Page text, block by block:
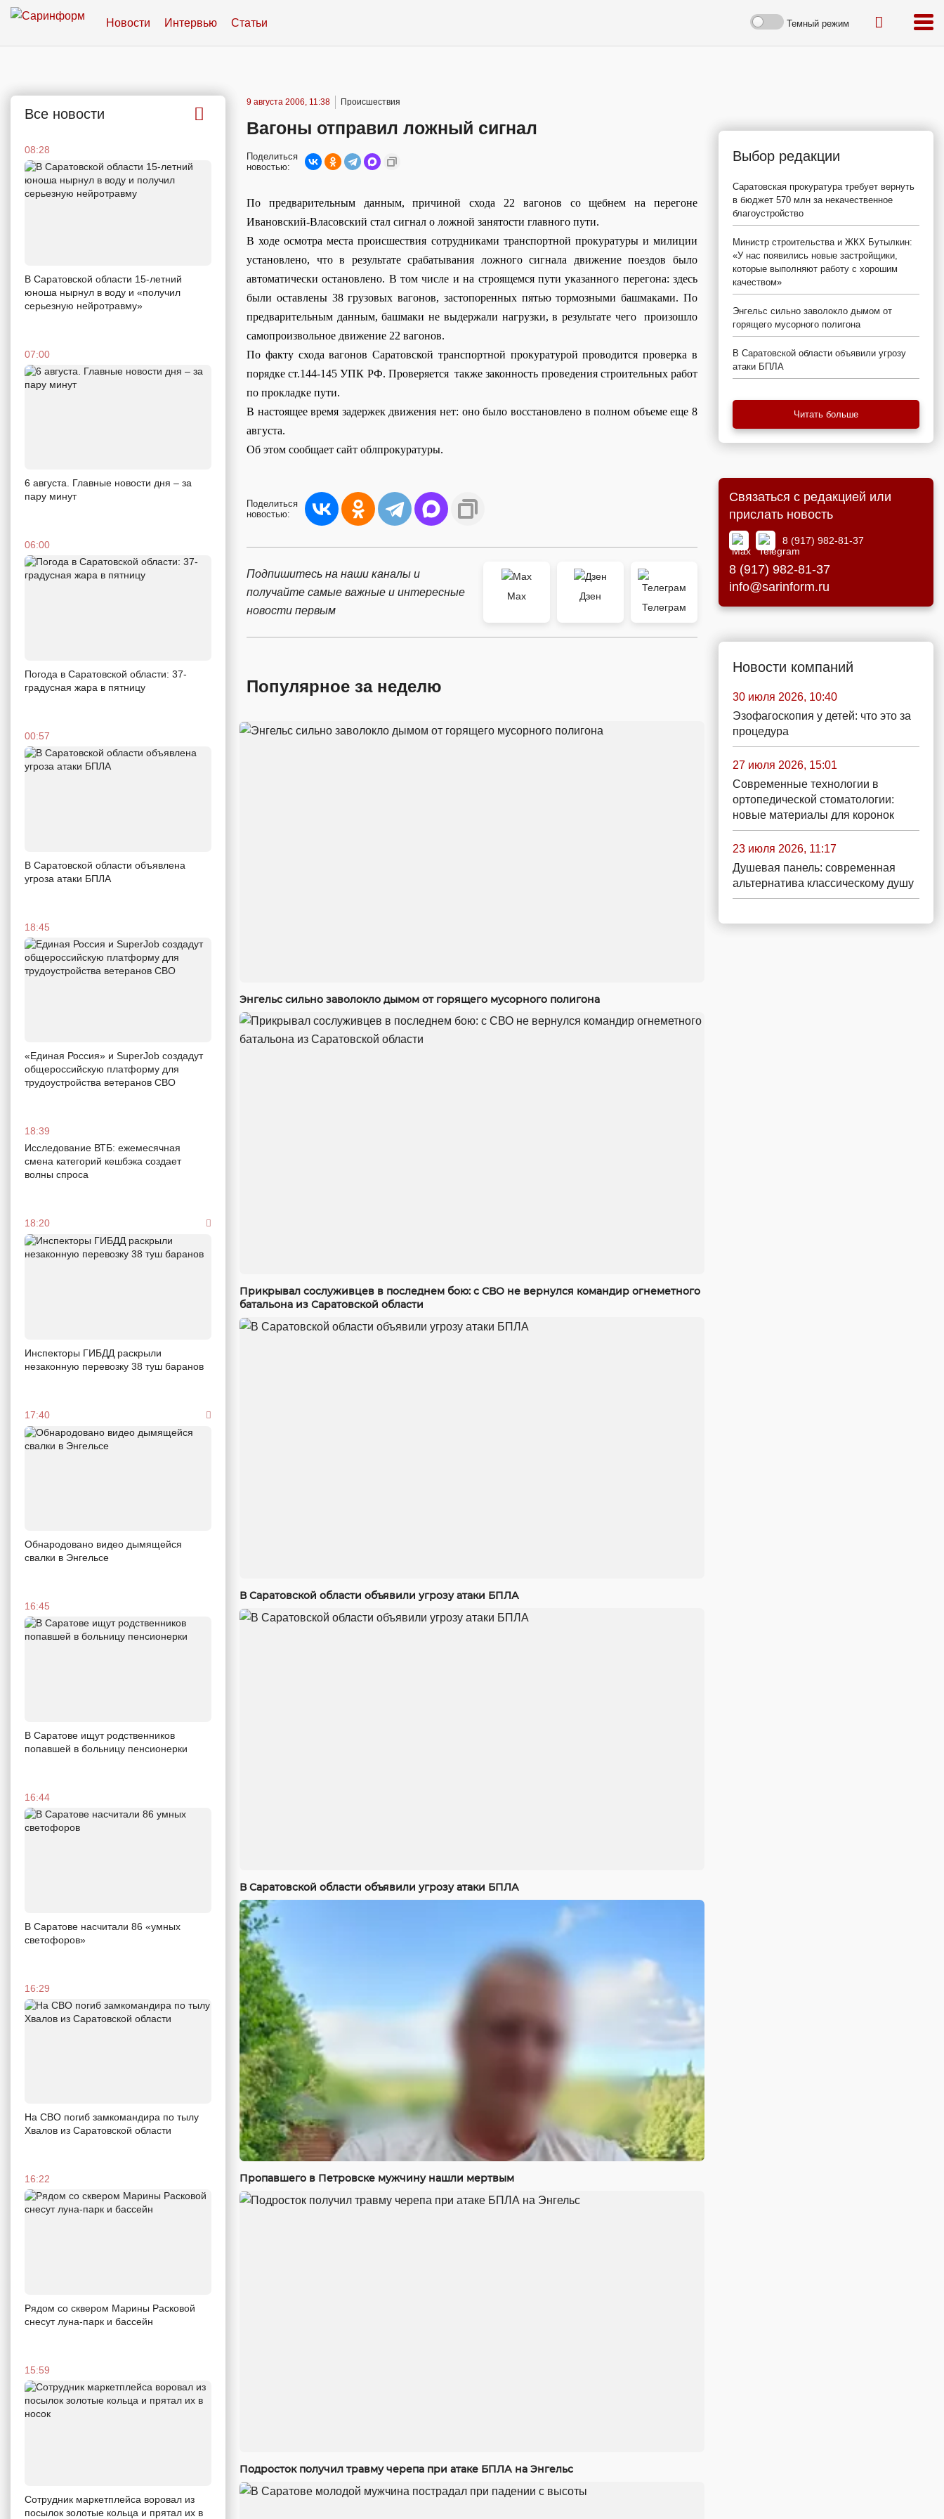
Новости Интервью Статьи Темный режим
Все новости
08:28
В Саратовской области 15-летний
юноша нырнул в воду и «получил
серьезную нейротравму»
07:00
6 августа. Главные новости дня – за
пару минут
06:00
Погода в Саратовской области: 37-
градусная жара в пятницу
00:57
В Саратовской области объявлена
угроза атаки БПЛА
18:45
«Единая Россия» и SuperJob создадут
общероссийскую платформу для
трудоустройства ветеранов СВО
18:39
Исследование ВТБ: ежемесячная
смена категорий кешбэка создает
волны спроса
18:20
Инспекторы ГИБДД раскрыли
незаконную перевозку 38 туш баранов
17:40
Обнародовано видео дымящейся
свалки в Энгельсе
16:45
В Саратове ищут родственников
попавшей в больницу пенсионерки
16:44
В Саратове насчитали 86 «умных
светофоров»
16:29
На СВО погиб замкомандира по тылу
Хвалов из Саратовской области
16:22
Рядом со сквером Марины Расковой
снесут луна-парк и бассейн
15:59
Сотрудник маркетплейса воровал из
посылок золотые кольца и прятал их в
9 августа 2006, 11:38 Происшествия
Вагоны отправил ложный сигнал
Поделиться
новостью:
По предварительным данным, причиной схода 22 вагонов со щебнем на перегоне
Ивановский-Власовский стал сигнал о ложной занятости главного пути.
В ходе осмотра места происшествия сотрудниками транспортной прокуратуры и милиции
установлено, что в результате срабатывания ложного сигнала движение поездов было
автоматически остановлено. В том числе и на строящемся пути указанного перегона: здесь
были оставлены 38 грузовых вагонов, застопоренных пятью тормозными башмаками. По
предварительным данным, башмаки не выдержали нагрузки, в результате чего
произошло
самопроизвольное движение 22 вагонов.
По факту схода вагонов Саратовской транспортной прокуратурой проводится проверка в
порядке ст.144-145 УПК РФ. Проверяется также законность проведения строительных работ
по прокладке пути.
В настоящее время задержек движения нет: оно было восстановлено в полном объеме еще 8
августа.
Об этом сообщает сайт облпрокуратуры.
Поделиться
новостью:
Подпишитесь на наши каналы и
получайте самые важные и интересные
новости первым
Max
Дзен
Телеграм
Популярное за неделю
Энгельс сильно заволокло дымом от горящего мусорного полигона
Прикрывал сослуживцев в последнем бою: с СВО не вернулся командир огнеметного
батальона из Саратовской области
В Саратовской области объявили угрозу атаки БПЛА
В Саратовской области объявили угрозу атаки БПЛА
Пропавшего в Петровске мужчину нашли мертвым
Подросток получил травму черепа при атаке БПЛА на Энгельс
Выбор редакции
Саратовская прокуратура требует вернуть
в бюджет 570 млн за некачественное
благоустройство
Министр строительства и ЖКХ Бутылкин:
«У нас появились новые застройщики,
которые выполняют работу с хорошим
качеством»
Энгельс сильно заволокло дымом от
горящего мусорного полигона
В Саратовской области объявили угрозу
атаки БПЛА
Читать больше
Связаться с редакцией или
прислать новость
8 (917) 982-81-37
8 (917) 982-81-37
info@sarinform.ru
Новости компаний
30 июля 2026, 10:40
Эзофагоскопия у детей: что это за
процедура
27 июля 2026, 15:01
Современные технологии в
ортопедической стоматологии:
новые материалы для коронок
23 июля 2026, 11:17
Душевая панель: современная
альтернатива классическому душу